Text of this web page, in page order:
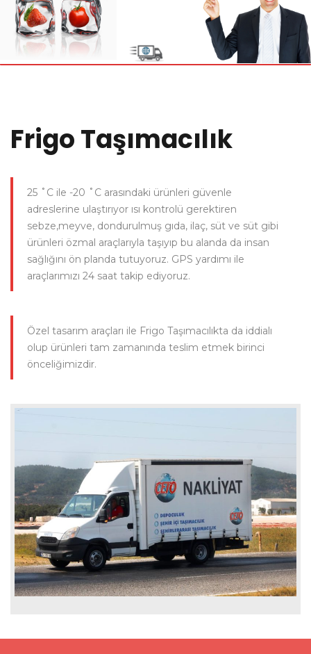
Frigo Taşımacılık
25 ˚C ile -20 ˚C arasındaki ürünleri güvenle
adreslerine ulaştırıyor ısı kontrolü gerektiren
sebze,meyve, dondurulmuş gıda, ilaç, süt ve süt gibi
ürünleri özmal araçlarıyla taşıyıp bu alanda da insan
sağlığını ön planda tutuyoruz. GPS yardımı ile
araçlarımızı 24 saat takip ediyoruz.
Özel tasarım araçları ile Frigo Taşımacılıkta da iddialı
olup ürünleri tam zamanında teslim etmek birinci
önceliğimizdir.